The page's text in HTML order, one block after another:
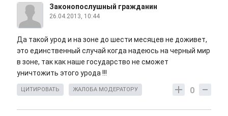
Законопослушный гражданин
26.04.2013, 10:44
Да такой урод и на зоне до шести месяцев не доживет,
это единственный случай когда надеюсь на черный мир
в зоне, так как наше государство не сможет
уничтожить этого урода !!!
0
ЦИТИРОВАТЬ ЖАЛОБА МОДЕРАТОРУ